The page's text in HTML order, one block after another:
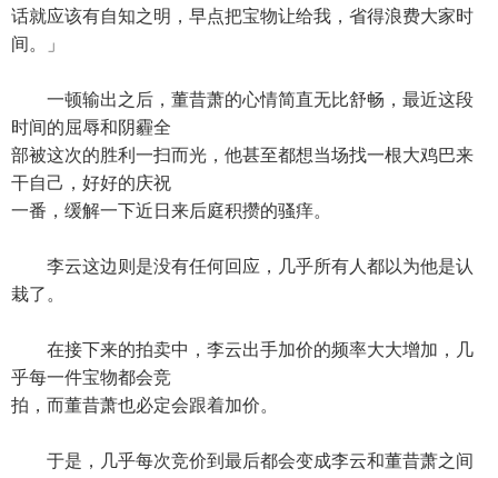
话就应该有自知之明，早点把宝物让给我，省得浪费大家时
间。」
一顿输出之后，董昔萧的心情简直无比舒畅，最近这段
时间的屈辱和阴霾全
部被这次的胜利一扫而光，他甚至都想当场找一根大鸡巴来
干自己，好好的庆祝
一番，缓解一下近日来后庭积攒的骚痒。
李云这边则是没有任何回应，几乎所有人都以为他是认
栽了。
在接下来的拍卖中，李云出手加价的频率大大增加，几
乎每一件宝物都会竞
拍，而董昔萧也必定会跟着加价。
于是，几乎每次竞价到最后都会变成李云和董昔萧之间